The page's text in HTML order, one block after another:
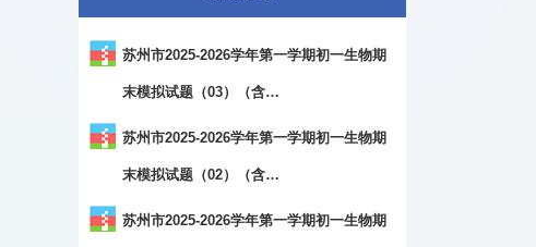
苏州市2025-2026学年第一学期初一生物期
末模拟试题（03）（含…
苏州市2025-2026学年第一学期初一生物期
末模拟试题（02）（含…
苏州市2025-2026学年第一学期初一生物期